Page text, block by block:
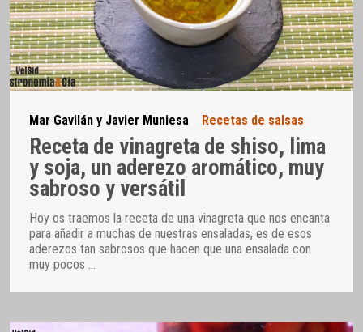
Mar Gavilán y Javier Muniesa Recetas de salsas
Receta de vinagreta de shiso, lima
y soja, un aderezo aromático, muy
sabroso y versátil
Hoy os traemos la receta de una vinagreta que nos encanta
para añadir a muchas de nuestras ensaladas, es de esos
aderezos tan sabrosos que hacen que una ensalada con
muy pocos …